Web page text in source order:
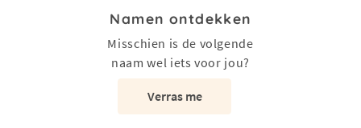
Namen ontdekken
Misschien is de volgende
naam wel iets voor jou?
Verras me